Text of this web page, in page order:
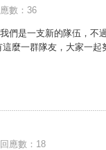
數：36
們是一支新的隊伍，不
麼一群隊友，大家一
回應數：18